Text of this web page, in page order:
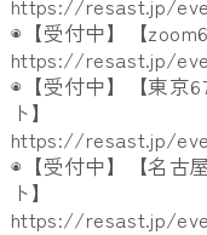
https://resast.jp/
◉【受付中】【
https://resast.jp/
◉【受付中】【東京
ト】
https://resast.jp/
◉【受付中】【名古
ト】
https://resast.jp/